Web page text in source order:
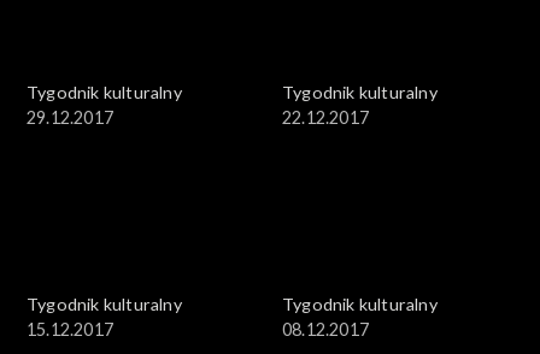
Tygodnik kulturalny
29.12.2017
Tygodnik kulturalny
22.12.2017
Tygodnik kulturalny
15.12.2017
Tygodnik kulturalny
08.12.2017